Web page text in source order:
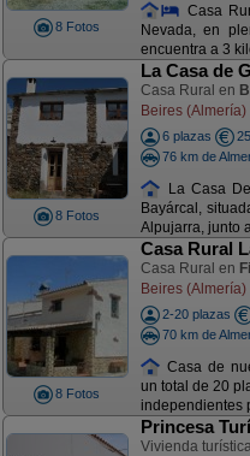
8 Fotos
Casa
Nevada, en
encuentra a 3
8 Fotos
La Casa de
Casa Rural en
Beires (Almería)
6 plazas
76 km de
La Casa
Bayárcal,
Alpujarra, junto
8 Fotos
Casa Rural
Casa Rural en
Beires (Almería)
2-20 plazas
70 km de
Casa de
un total de 20
independientes
Princesa
Vivienda